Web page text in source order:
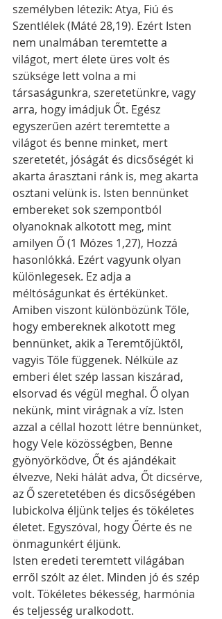
személyben létezik: Atya, Fiú és
Szentlélek (Máté 28,19). Ezért Isten
nem unalmában teremtette a
világot, mert élete üres volt és
szüksége lett volna a mi
társaságunkra, szeretetünkre, vagy
arra, hogy imádjuk Őt. Egész
egyszerűen azért teremtette a
világot és benne minket, mert
szeretetét, jóságát és dicsőségét ki
akarta árasztani ránk is, meg akarta
osztani velünk is. Isten bennünket
embereket sok szempontból
olyanoknak alkotott meg, mint
amilyen Ő (1 Mózes 1,27), Hozzá
hasonlókká. Ezért vagyunk olyan
különlegesek. Ez adja a
méltóságunkat és értékünket.
Amiben viszont különbözünk Tőle,
hogy embereknek alkotott meg
bennünket, akik a Teremtőjüktől,
vagyis Tőle függenek. Nélküle az
emberi élet szép lassan kiszárad,
elsorvad és végül meghal. Ő olyan
nekünk, mint virágnak a víz. Isten
azzal a céllal hozott létre bennünket,
hogy Vele közösségben, Benne
gyönyörködve, Őt és ajándékait
élvezve, Neki hálát adva, Őt dicsérve,
az Ő szeretetében és dicsőségében
lubickolva éljünk teljes és tökéletes
életet. Egyszóval, hogy Őérte és ne
önmagunkért éljünk.
Isten eredeti teremtett világában
erről szólt az élet. Minden jó és szép
volt. Tökéletes békesség, harmónia
és teljesség uralkodott.